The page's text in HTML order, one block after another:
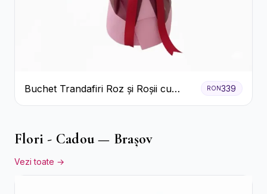
Buchet Trandafiri Roz și Roșii cu
Eucalipt și Gypsophila
RON339
Flori - Cadou — Brașov
Vezi toate →